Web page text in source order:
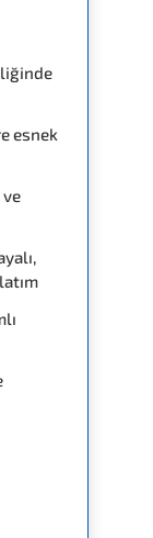
esnek